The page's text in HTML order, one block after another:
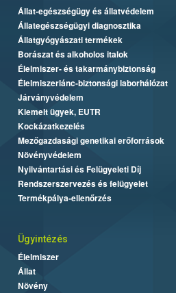
Állat-egészségügy és állatvédelem
Állategészségügyi diagnosztika
Állatgyógyászati termékek
Borászat és alkoholos italok
Élelmiszer- és takarmánybiztonság
Élelmiszerlánc-biztonsági laborhálózat
Járványvédelem
Kiemelt ügyek, EUTR
Kockázatkezelés
Mezőgazdasági genetikai erőforrások
Növényvédelem
Nyilvántartási és Felügyeleti Díj
Rendszerszervezés és felügyelet
Termékpálya-ellenőrzés
Ügyintézés
Élelmiszer
Állat
Növény